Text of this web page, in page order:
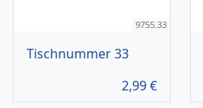
9755.33
Tischnummer 33
2,99€